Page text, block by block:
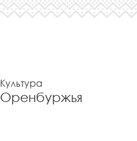
Культура
Оренбуржья